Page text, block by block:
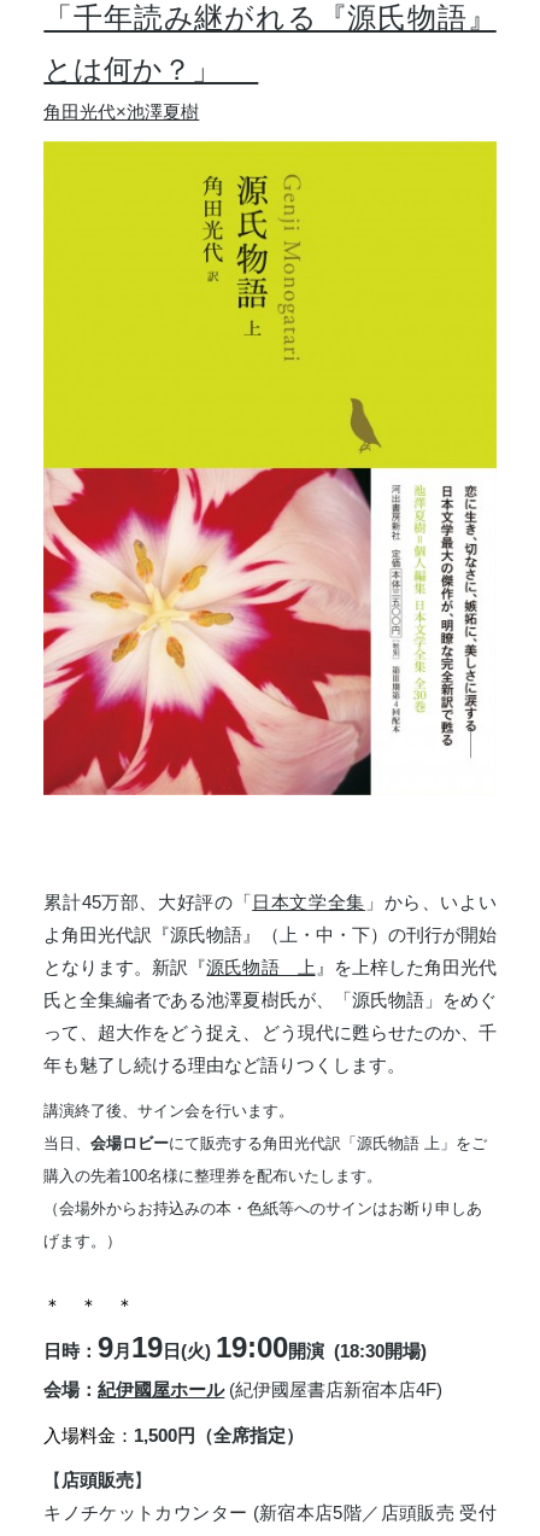
「千年読み継がれる『源氏物語』
とは何か？」
角田光代×池澤夏樹
累計45万部、大好評の「日本文学全集 」から、いよい
よ角田光代訳『源氏物語』（上・中・下）の刊行が開始
となります。新訳『源氏物語 上 』を上梓した角田光代
氏と全集編者である池澤夏樹氏が、「源氏物語」をめぐ
って、超大作をどう捉え、どう現代に甦らせたのか、千
年も魅了し続ける理由など語りつくします。
講演終了後、サイン会を行います。
当日、会場ロビーにて販売する角田光代訳「源氏物語 上」をご
購入の先着100名様に整理券を配布いたします。
（会場外からお持込みの本・色紙等へのサインはお断り申しあ
げます。）
＊ ＊ ＊
日時：9月 19 日(火) 19:00開演 (18:30開場)
会場：紀伊國屋ホール(紀伊國屋書店新宿本店4F)
入場料金： 1,500円（全席指定）
【 店頭販売】
キノチケットカウンター (新宿本店5階／店頭販売 受付